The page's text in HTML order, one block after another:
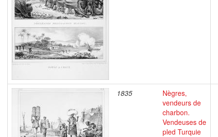
1835
Nègres,
vendeurs de
charbon.
Vendeuses de
pled Turquie